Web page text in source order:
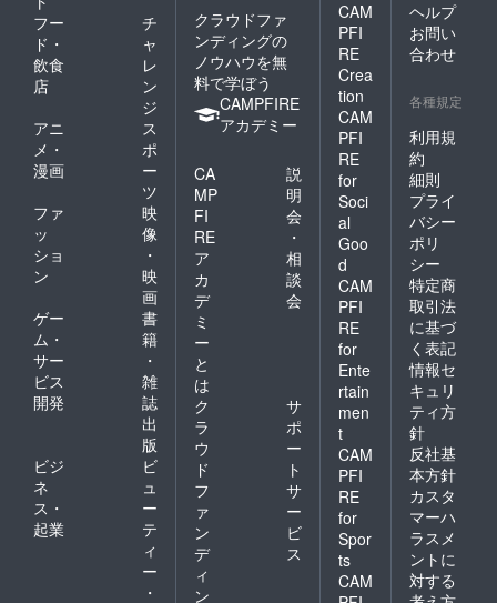
フー
ド・
飲食
店
チ
ャ
レ
ン
ジ
アニ
メ・
漫画
ス
ポ
ー
ツ
ファ
ッ
ショ
ン
映
像
・
映
画
ゲー
ム・
サー
ビス
開発
書
籍
・
雑
誌
出
版
ビジ
ネ
ス・
起業
ビ
ュ
ー
テ
ィ
ー
・
クラウドファ
ンディングの
ノウハウを無
料で学ぼう
CAMPFIRE
アカデミー
CA
MP
FI
RE
ア
カ
デ
ミ
ー
と
は
説
明
会
・
相
談
会
ク
ラ
ウ
ド
フ
ァ
ン
デ
ィ
ン
サ
ポ
ー
ト
サ
ー
ビ
ス
CAM
PFI
RE
Crea
tion
CAM
PFI
RE
for
Soci
al
Goo
d
CAM
PFI
RE
for
Ente
rtain
men
t
CAM
PFI
RE
for
Spor
ts
CAM
ヘルプ
お問い
合わせ
各種規定
利用規
約
細則
プライ
バシー
ポリ
シー
特定商
取引法
に基づ
く表記
情報セ
キュリ
ティ方
針
反社基
本方針
カスタ
マーハ
ラスメ
ントに
対する